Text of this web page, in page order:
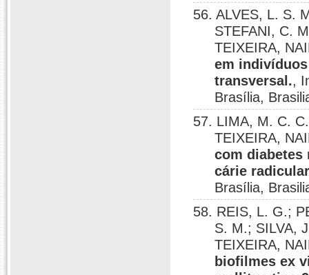
56. ALVES, L. S.
STEFANI, C.
TEIXEIRA,
em
transversal.,
Brasília,
57. LIMA, M. C.
TEIXEIRA,
com diabetes
cárie
Brasília,
58. REIS, L. G.;
S. M.; SILVA,
TEIXEIRA,
biofilmes ex